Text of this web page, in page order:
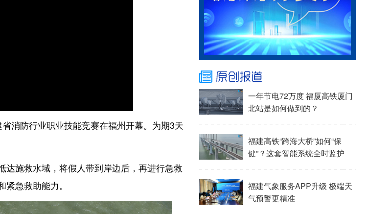
防行业职业技能竞赛在福州开幕。为期3天
施救水域，将假人带到岸边后，再进行急救
急救助能力。
一年节电72万度 福厦高铁厦门
北站是如何做到的？
福建高铁“跨海大桥”如何“保
健”？这套智能系统全时监护
福建气象服务APP升级 极端天
气预警更精准